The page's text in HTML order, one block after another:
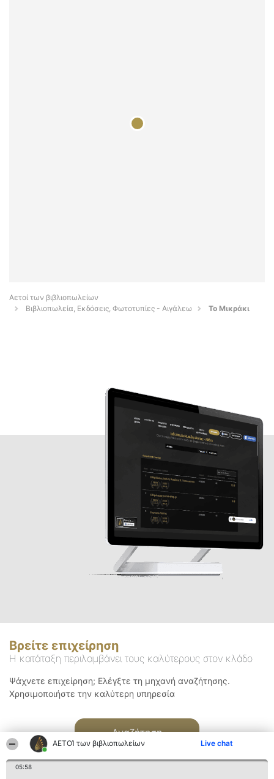
ΑΕΤΟΊ των βιβλιοπωλείων Live chat
05:58
Αετοί των βιβλιοπωλείων
Βιβλιοπωλεία, Εκδόσεις, Φωτοτυπίες - Αιγάλεω
Το Μικράκι
Βρείτε επιχείρηση
Η κατάταξη περιλαμβάνει τους καλύτερους στον κλάδο
Ψάχνετε επιχείρηση; Ελέγξτε τη μηχανή αναζήτησης.
Χρησιμοποιήστε την καλύτερη υπηρεσία
Αναζήτηση